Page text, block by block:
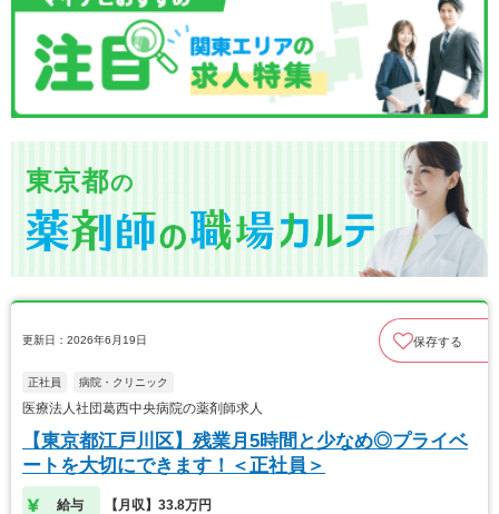
東京都の
更新日：2026年6月19日 保存する
正社員 病院・クリニック
医療法人社団葛西中央病院の薬剤師求人
【東京都江戸川区】残業月5時間と少なめ◎プライベ
ートを大切にできます！＜正社員＞
給与 【月収】33.8万円